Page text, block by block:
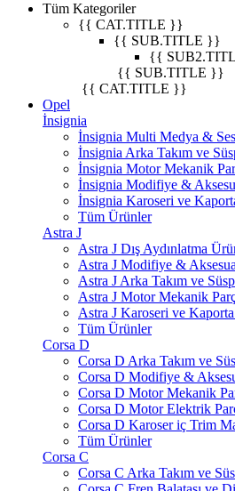
Tüm Kategoriler
{{ CAT.TITLE }}
{{ SUB.TITLE }}
{{
{{ SUB.TITLE }}
{{ CAT.TITLE }}
Opel
İnsignia
İnsignia Multi Medya &
İnsignia Arka Takım ve
İnsignia Motor Mekanik
İnsignia Modifiye &
İnsignia Karoseri ve
Tüm Ürünler
Astra J
Astra J Dış Aydınlatma
Astra J Modifiye &
Astra J Arka Takım ve
Astra J Motor Mekanik
Astra J Karoseri ve
Tüm Ürünler
Corsa D
Corsa D Arka Takım ve
Corsa D Modifiye &
Corsa D Motor Mekanik
Corsa D Motor Elektrik
Corsa D Karoser iç Trim
Tüm Ürünler
Corsa C
Corsa C Arka Takım ve